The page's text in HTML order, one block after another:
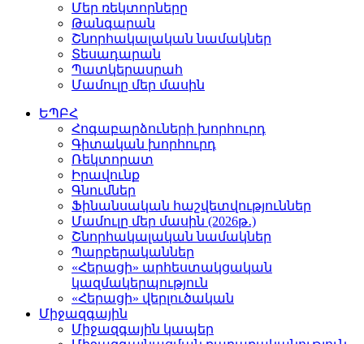
Մեր ռեկտորները
Թանգարան
Շնորհակալական նամակներ
Տեսադարան
Պատկերասրահ
Մամուլը մեր մասին
ԵՊԲՀ
Հոգաբարձուների խորհուրդ
Գիտական խորհուրդ
Ռեկտորատ
Իրավունք
Գնումներ
Ֆինանսական հաշվետվություններ
Մամուլը մեր մասին (2026թ․)
Շնորհակալական նամակներ
Պարբերականներ
«Հերացի» արհեստակցական
կազմակերպություն
«Հերացի» վերլուծական
Միջազգային
Միջազգային կապեր